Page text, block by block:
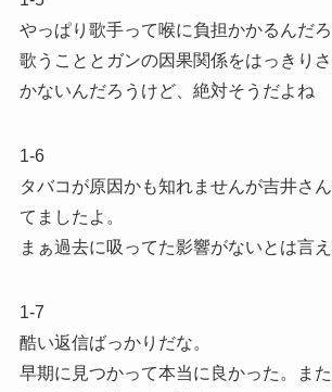
やっぱり歌手って喉に負担かかるんだ
歌うこととガンの因果関係をはっきり
かないんだろうけど、絶対そうだよね
1-6
タバコが原因かも知れませんが吉井さ
てましたよ。
まぁ過去に吸ってた影響がないとは言え
1-7
酷い返信ばっかりだな。
早期に見つかって本当に良かった。ま